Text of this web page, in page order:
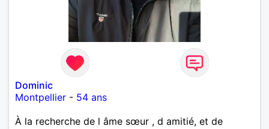
Dominic
Montpellier - 54 ans
À la recherche de l âme sœur , d amitié, et de